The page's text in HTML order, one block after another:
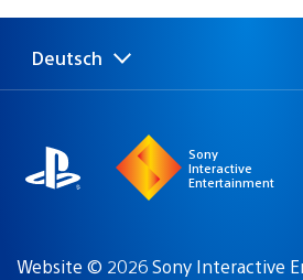
Select
a
Aktuelle
Region:
Deutsch
Sony
Interactive
Entertainment
Website © 2026 Sony Interactive